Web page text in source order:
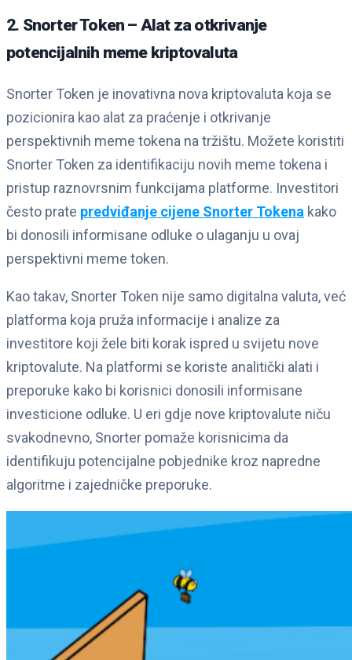
2. Snorter Token – Alat za otkrivanje
potencijalnih meme kriptovaluta
Snorter Token je inovativna nova kriptovaluta koja se
pozicionira kao alat za praćenje i otkrivanje
perspektivnih meme tokena na tržištu. Možete koristiti
Snorter Token za identifikaciju novih meme tokena i
pristup raznovrsnim funkcijama platforme. Investitori
često prate predviđanje cijene Snorter Tokena kako
bi donosili informisane odluke o ulaganju u ovaj
perspektivni meme token.
Kao takav, Snorter Token nije samo digitalna valuta, već
platforma koja pruža informacije i analize za
investitore koji žele biti korak ispred u svijetu nove
kriptovalute. Na platformi se koriste analitički alati i
preporuke kako bi korisnici donosili informisane
investicione odluke. U eri gdje nove kriptovalute niču
svakodnevno, Snorter pomaže korisnicima da
identifikuju potencijalne pobjednike kroz napredne
algoritme i zajedničke preporuke.